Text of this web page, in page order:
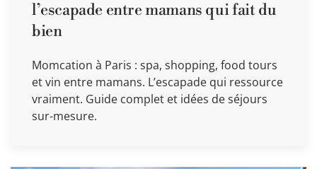
l’escapade entre mamans qui fait du
bien
Momcation à Paris : spa, shopping, food tours
et vin entre mamans. L’escapade qui ressource
vraiment. Guide complet et idées de séjours
sur-mesure.